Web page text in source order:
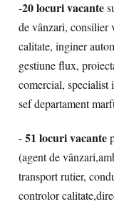
-20locuri vacante
de vânzari, consilier
calitate, inginer
gestiune flux,
comercial,
sef departament
-51 locuri vacante
(agent de
transport rutier,
controlor